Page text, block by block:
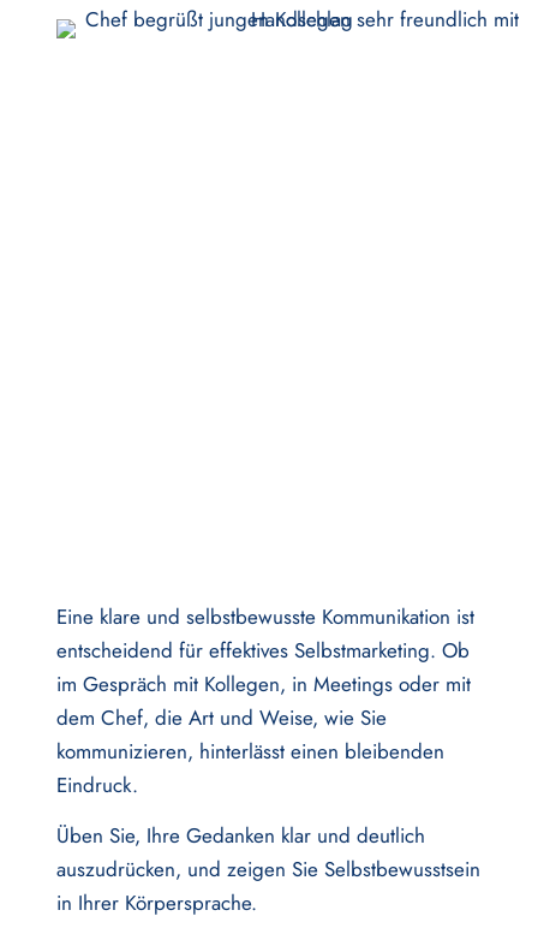
Eine klare und selbstbewusste Kommunikation ist
entscheidend für effektives Selbstmarketing. Ob
im Gespräch mit Kollegen, in Meetings oder mit
dem Chef, die Art und Weise, wie Sie
kommunizieren, hinterlässt einen bleibenden
Eindruck.
Üben Sie, Ihre Gedanken klar und deutlich
auszudrücken, und zeigen Sie Selbstbewusstsein
in Ihrer Körpersprache.